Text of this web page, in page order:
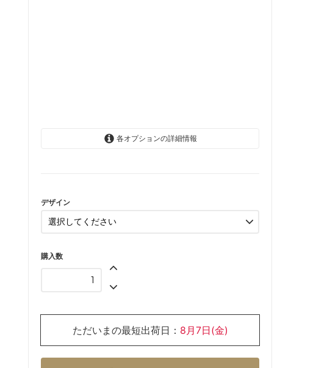
各オプションの詳細情報
デザイン
購入数
ただいまの最短出荷日： 8月7日(金)